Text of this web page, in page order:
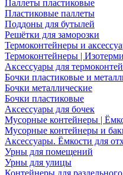
Паллеты пластиковые
Пластиковые паллеты
Поддоны для бутылей
Решётки для заморозки
Термоконтейнеры и
Термоконтейнеры |
Аксессуары для
Бочки пластиковые и
Бочки металлические
Бочки пластиковые
Аксессуары для бочек
Мусорные контейнеры |
Мусорные контейнеры и
Аксессуары. Ёмкости для
Урны для помещений
Урны для улицы
Контейнеры для